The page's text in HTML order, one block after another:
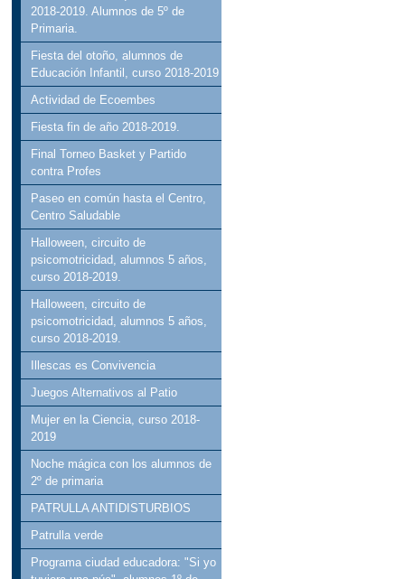
2018-2019. Alumnos de 5º de
Primaria.
Fiesta del otoño, alumnos de
Educación Infantil, curso 2018-2019
Actividad de Ecoembes
Fiesta fin de año 2018-2019.
Final Torneo Basket y Partido
contra Profes
Paseo en común hasta el Centro,
Centro Saludable
Halloween, circuito de
psicomotricidad, alumnos 5 años,
curso 2018-2019.
Halloween, circuito de
psicomotricidad, alumnos 5 años,
curso 2018-2019.
Illescas es Convivencia
Juegos Alternativos al Patio
Mujer en la Ciencia, curso 2018-
2019
Noche mágica con los alumnos de
2º de primaria
PATRULLA ANTIDISTURBIOS
Patrulla verde
Programa ciudad educadora: "Si yo